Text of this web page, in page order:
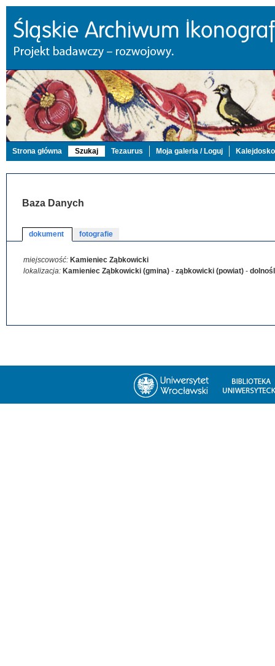
Strona główna Szukaj Tezaurus Moja galeria / Loguj
Baza Danych
dokument fotografie
miejscowość: Kamieniec Ząbkowicki
lokalizacja: Kamieniec Ząbkowicki (gmina) - ząbkowicki (powiat) -